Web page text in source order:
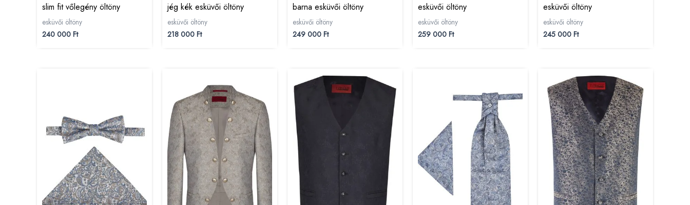
slim fit vőlegény öltöny
esküvői öltöny
240 000 Ft
jég kék esküvői öltöny
esküvői öltöny
218 000 Ft
barna esküvői öltöny
esküvői öltöny
249 000 Ft
esküvői öltöny
esküvői öltöny
259 000 Ft
esküvői öltöny
esküvői öltöny
245 000 Ft